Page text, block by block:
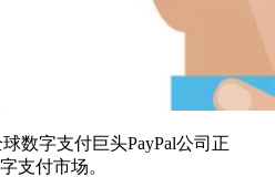
字支付巨头PayPal公司正
支付市场。